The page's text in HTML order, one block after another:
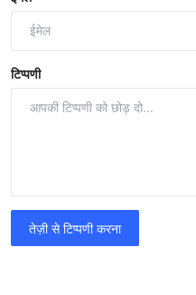
टिप्पणी
तेज़ी से टिप्पणी करना